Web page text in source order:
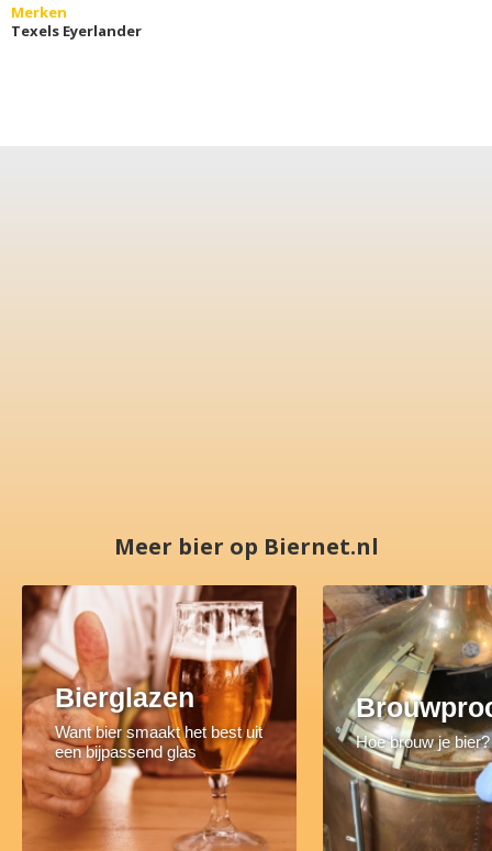
Merken
Texels Eyerlander
Meer bier op Biernet.nl
Bierglazen
Want bier smaakt het best uit
een bijpassend glas
Hoe brouw je bier?